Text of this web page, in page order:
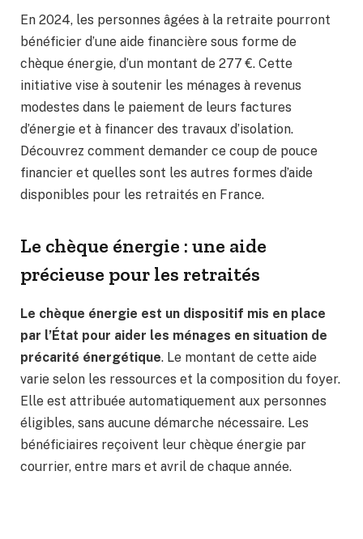
En 2024, les personnes âgées à la retraite pourront
bénéficier d’une aide financière sous forme de
chèque énergie, d’un montant de 277 €. Cette
initiative vise à soutenir les ménages à revenus
modestes dans le paiement de leurs factures
d’énergie et à financer des travaux d’isolation.
Découvrez comment demander ce coup de pouce
financier et quelles sont les autres formes d’aide
disponibles pour les retraités en France.
Le chèque énergie : une aide
précieuse pour les retraités
Le chèque énergie est un dispositif mis en place
par l’État pour aider les ménages en situation de
précarité énergétique. Le montant de cette aide
varie selon les ressources et la composition du foyer.
Elle est attribuée automatiquement aux personnes
éligibles, sans aucune démarche nécessaire. Les
bénéficiaires reçoivent leur chèque énergie par
courrier, entre mars et avril de chaque année.